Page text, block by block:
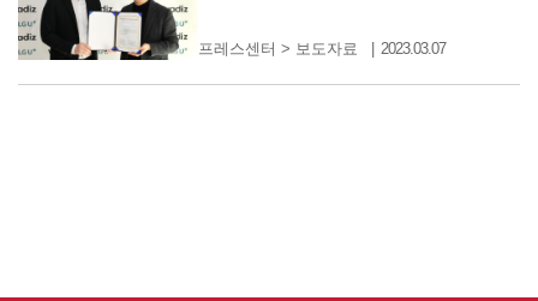
프레스센터 > 보도자료 2023.03.07